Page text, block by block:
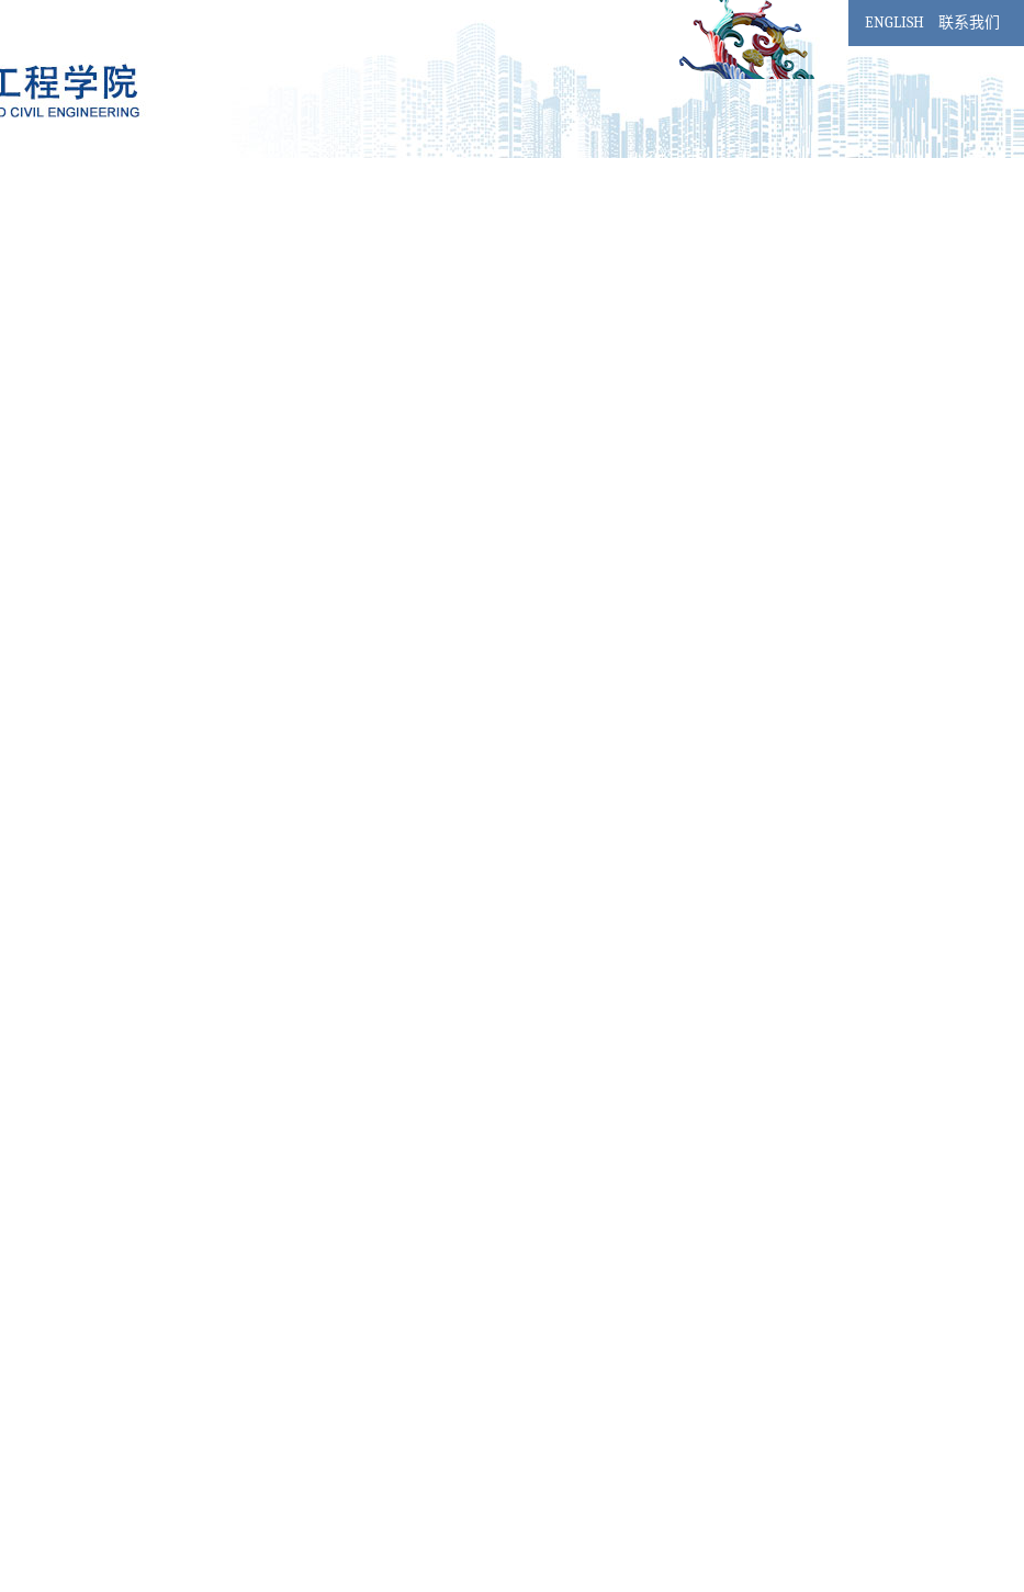
ENGLISH 联系我们